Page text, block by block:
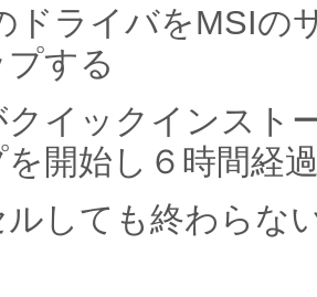
ドライバをMSIの
する
クイックインスト
を開始し６時間経
ルしても終わらな